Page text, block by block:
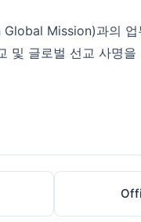
Mission)과의
및 글로벌 선교 사명